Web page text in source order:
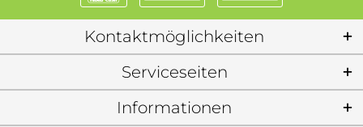
Kontaktmöglichkeiten
Serviceseiten
Informationen